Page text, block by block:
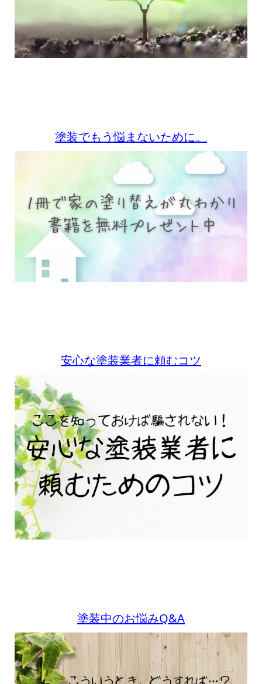
塗装でもう悩まないために。
安心な塗装業者に頼むコツ
塗装中のお悩みQ&A